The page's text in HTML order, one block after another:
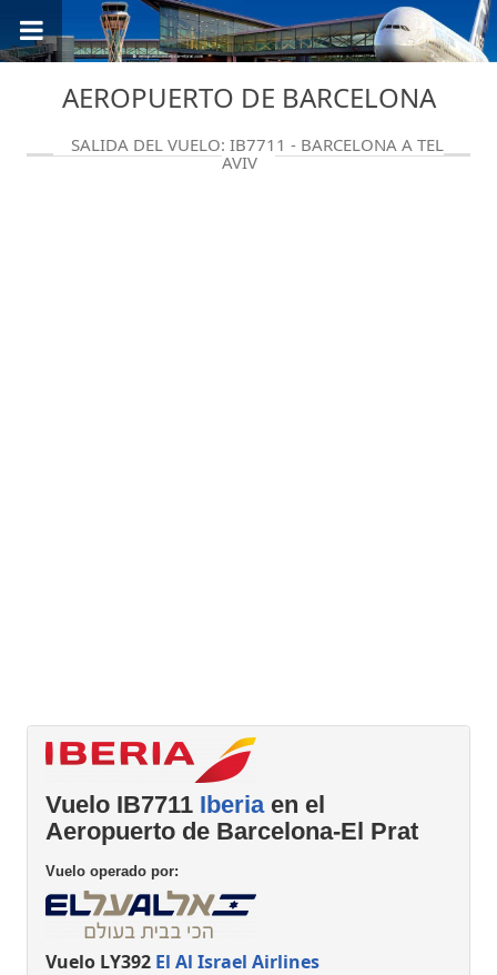
AEROPUERTO DE BARCELONA
SALIDA DEL VUELO: IB7711 - BARCELONA A TEL
AVIV
Vuelo IB7711 Iberiaen el
Aeropuerto de Barcelona-El Prat
Vuelo operado por:
Vuelo LY392 El Al Israel Airlines